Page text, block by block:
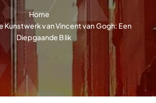
Home
Kunstwerk van Vincent van Gogh: Een
Diepgaande Blik